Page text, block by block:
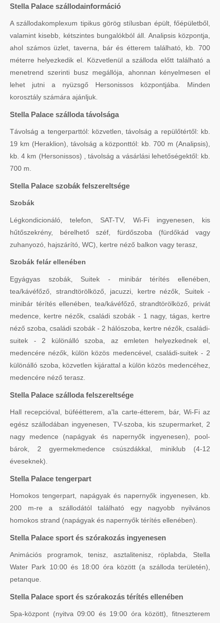
Stella Palace szállodainformáció
A szállodakomplexum tipikus görög stílusban épült, főépületből,
valamint kisebb, kétszintes bungalókból áll. Analipsis központja,
ahol számos üzlet, taverna, bár és étterem található, kb. 700
méterre helyezkedik el. Közvetlenül a szálloda előtt található a
menetrend szerinti busz megállója, ahonnan kényelmesen el
lehet jutni a nyüzsgő Hersonissos központjába. Minden
korosztály számára ajánljuk.
Stella Palace szálloda távolsága
Távolság a tengerparttól: közvetlen, távolság a repülőtértől: kb.
19 km (Heraklion), távolság a központtól: kb. 700 m (Analipsis),
kb. 4 km (Hersonissos) , távolság a vásárlási lehetőségektől: kb.
700 m.
Stella Palace szobák felszereltsége
Szobák
Légkondicionáló, telefon, SAT-TV, Wi-Fi ingyenesen, kis
hűtőszekrény, bérelhető széf, fürdőszoba (fürdőkád vagy
zuhanyozó, hajszárító, WC), kertre néző balkon vagy terasz,
Szobák felár ellenében
Egyágyas szobák, Suitek - minibár térítés ellenében,
tea/kávéfőző, strandtörölköző, jacuzzi, kertre nézők, Suitek -
minibár térítés ellenében, tea/kávéfőző, strandtörölköző, privát
medence, kertre nézők, családi szobák - 1 nagy, tágas, kertre
néző szoba, családi szobák - 2 hálószoba, kertre nézők, családi-
suitek - 2 különálló szoba, az emleten helyezkednek el,
medencére nézők, külön közös medencével, családi-suitek - 2
különálló szoba, közvetlen kijárattal a külön közös medencéhez,
medencére néző terasz.
Stella Palace szálloda felszereltsége
Hall recepcióval, büféétterem, a'la carte-étterem, bár, Wi-Fi az
egész szállodában ingyenesen, TV-szoba, kis szupermarket, 2
nagy medence (napágyak és napernyők ingyenesen), pool-
bárok, 2 gyermekmedence csúszdákkal, miniklub (4-12
éveseknek).
Stella Palace tengerpart
Homokos tengerpart, napágyak és napernyők ingyenesen, kb.
200 m-re a szállodától található egy nagyobb nyilvános
homokos strand (napágyak és napernyők térítés ellenében).
Stella Palace sport és szórakozás ingyenesen
Animációs programok, tenisz, asztalitenisz, röplabda, Stella
Water Park 10:00 és 18:00 óra között (a szálloda területén),
petanque.
Stella Palace sport és szórakozás térítés ellenében
Spa-központ (nyitva 09:00 és 19:00 óra között), fitneszterem